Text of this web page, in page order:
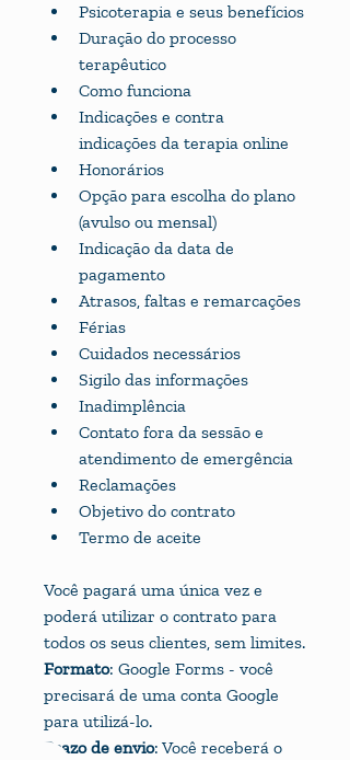
Psicoterapia e seus benefícios
Duração do processo
terapêutico
Como funciona
Indicações e contra
indicações da terapia online
Honorários
Opção para escolha do plano
(avulso ou mensal)
Indicação da data de
pagamento
Atrasos, faltas e remarcações
Férias
Cuidados necessários
Sigilo das informações
Inadimplência
Contato fora da sessão e
atendimento de emergência
Reclamações
Objetivo do contrato
Termo de aceite
Você pagará uma única vez e
poderá utilizar o contrato para
todos os seus clientes, sem limites.
Formato: Google Forms - você
precisará de uma conta Google
para utilizá-lo.
Prazo de envio: Você receberá o